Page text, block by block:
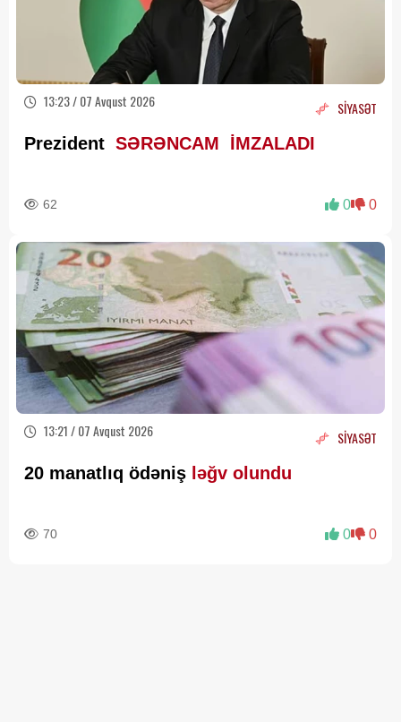
13:23 / 07 Avqust 2026 SİYASƏT
Prezident SƏRƏNCAM İMZALADI
62 0 0
13:21 / 07 Avqust 2026 SİYASƏT
20 manatlıq ödəniş ləğv olundu
70 0 0